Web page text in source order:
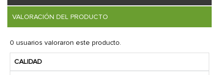
VALORACIÓN DEL PRODUCTO
0 usuarios valoraron este producto.
CALIDAD